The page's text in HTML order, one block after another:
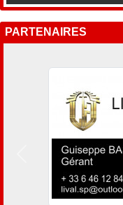
PARTENAIRES
Précedent